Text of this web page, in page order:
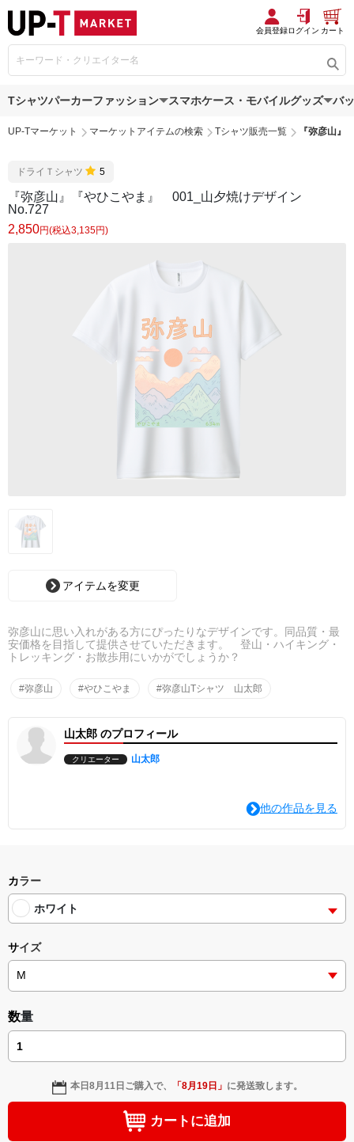
会員登録ログイン カート
Tシャツパーカーファッション スマホケース・モバイルグッズ バ
UP-Tマーケット マーケットアイテムの検索 Tシャツ販売一覧 『弥彦山
ドライＴシャツ 5
『弥彦山』『やひこやま』 001_山夕焼けデザイン
No.727
2,850円(税込3,135円)
アイテムを変更
弥彦山に思い入れがある方にぴったりなデザインです。同品質・最
安価格を目指して提供させていただきます。 登山・ハイキング・
トレッキング・お散歩用にいかがでしょうか？
#弥彦山 #やひこやま #弥彦山Tシャツ 山太郎
山太郎 のプロフィール
クリエーター 山太郎
他の作品を見る
カラー
ホワイト
サイズ
数量
本日8月11日 ご購入で、 「8月19日 」 に発送致します。
カートに追加